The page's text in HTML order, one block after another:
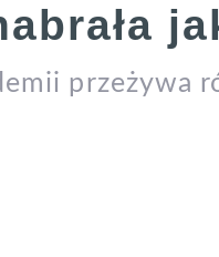
przeżywa